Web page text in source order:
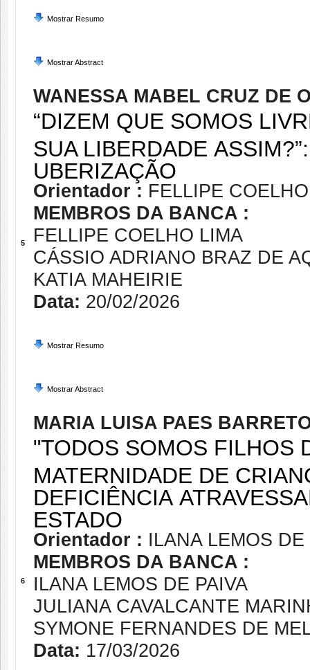
Mostrar Resumo
Mostrar Abstract
5
WANESSA MABEL CRUZ DE
“DIZEM QUE SOMOS
SUA LIBERDADE
UBERIZAÇÃO
Orientador : FELLIPE
MEMBROS DA BANCA :
FELLIPE COELHO LIMA
CÁSSIO ADRIANO BRAZ DE
KATIA MAHEIRIE
Data: 20/02/2026
Mostrar Resumo
Mostrar Abstract
6
MARIA LUISA PAES
"TODOS SOMOS FILHOS
MATERNIDADE DE
DEFICIÊNCIA
ESTADO
Orientador : ILANA LEMOS DE
MEMBROS DA BANCA :
ILANA LEMOS DE PAIVA
JULIANA CAVALCANTE
SYMONE FERNANDES DE
Data: 17/03/2026